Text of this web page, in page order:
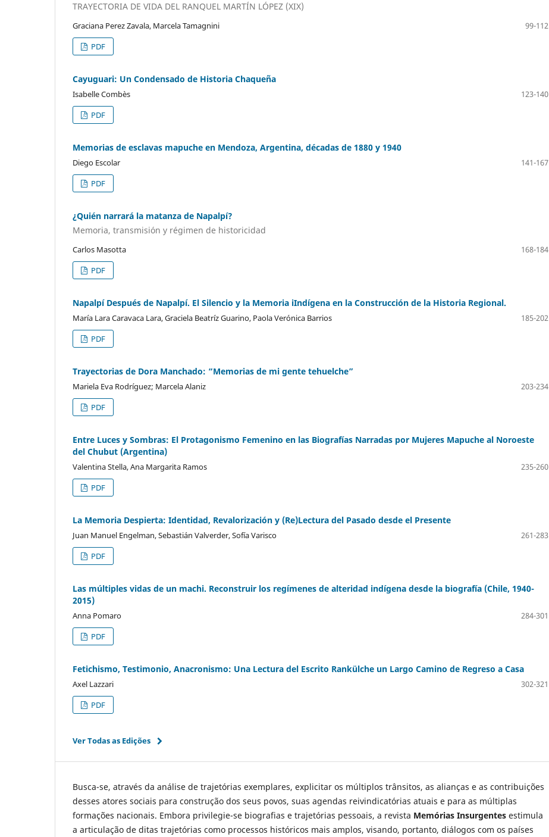
TRAYECTORIA DE VIDA DEL RANQUEL MARTÍN LÓPEZ (XIX)
Graciana Perez Zavala, Marcela Tamagnini
99-112
PDF
Cayuguari: Un Condensado de Historia Chaqueña
Isabelle Combès
123-140
PDF
Memorias de esclavas mapuche en Mendoza, Argentina, décadas de 1880 y 1940
Diego Escolar
141-167
PDF
¿Quién narrará la matanza de Napalpí?
Memoria, transmisión y régimen de historicidad
Carlos Masotta
168-184
PDF
Napalpí Después de Napalpí. El Silencio y la Memoria iIndígena en la Construcción de la Historia Regional.
María Lara Caravaca Lara, Graciela Beatríz Guarino, Paola Verónica Barrios
185-202
PDF
Trayectorias de Dora Manchado: “Memorias de mi gente tehuelche”
Mariela Eva Rodríguez; Marcela Alaniz
203-234
PDF
Entre Luces y Sombras: El Protagonismo Femenino en las Biografías Narradas por Mujeres Mapuche al Noroeste
del Chubut (Argentina)
Valentina Stella, Ana Margarita Ramos
235-260
PDF
La Memoria Despierta: Identidad, Revalorización y (Re)Lectura del Pasado desde el Presente
Juan Manuel Engelman, Sebastián Valverder, Sofía Varisco
261-283
PDF
Las múltiples vidas de un machi. Reconstruir los regímenes de alteridad indígena desde la biografía (Chile, 1940-
2015)
Anna Pomaro
284-301
PDF
Fetichismo, Testimonio, Anacronismo: Una Lectura del Escrito Rankülche un Largo Camino de Regreso a Casa
Axel Lazzari
302-321
PDF
Ver Todas as Edições
Busca-se, através da análise de trajetórias exemplares, explicitar os múltiplos trânsitos, as alianças e as contribuições
desses atores sociais para construção dos seus povos, suas agendas reivindicatórias atuais e para as múltiplas
formações nacionais. Embora privilegie-se biografias e trajetórias pessoais, a revista Memórias Insurgentes estimula
a articulação de ditas trajetórias como processos históricos mais amplos, visando, portanto, diálogos com os países